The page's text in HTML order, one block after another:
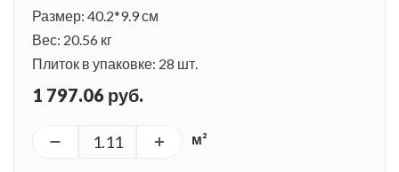
Размер: 40.2*9.9 см
Вес: 20.56 кг
Плиток в упаковке: 28 шт.
1 797.06 руб.
м²